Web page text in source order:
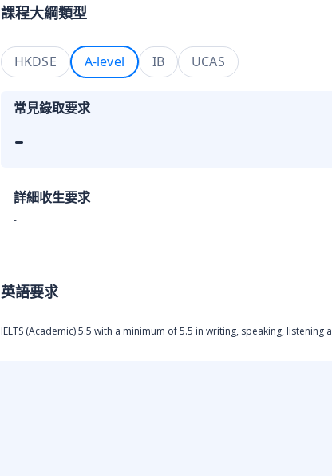
課程大綱類型
HKDSE A-level IB UCAS
常見錄取要求
-
詳細收生要求
-
英語要求
IELTS (Academic) 5.5 with a minimum of 5.5 in writing, speaking, listening